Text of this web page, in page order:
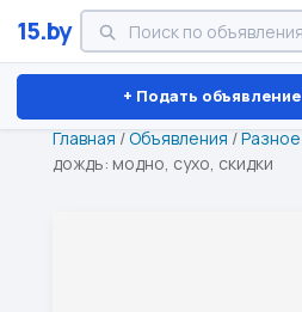
15.by
+ Подать объявление
Минск Витебск Брест
Главная /Объявления /Разное
дождь: модно, сухо, скидки